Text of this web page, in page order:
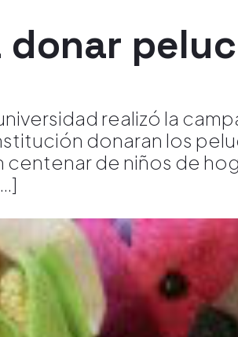
donar
realizó la
donaran los
centenar de niños de